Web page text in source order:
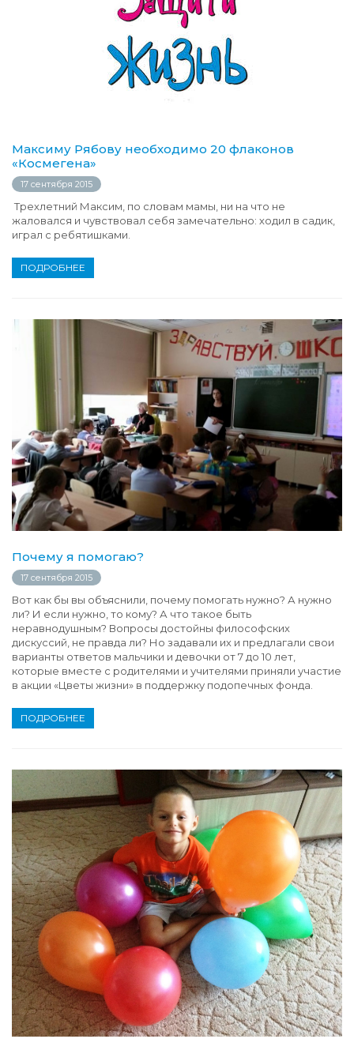
Максиму Рябову необходимо 20 флаконов
«Космегена»
17 сентября 2015
Трехлетний Максим, по словам мамы, ни на что не
жаловался и чувствовал себя замечательно: ходил в садик,
играл с ребятишками.
ПОДРОБНЕЕ
Почему я помогаю?
17 сентября 2015
Вот как бы вы объяснили, почему помогать нужно? А нужно
ли? И если нужно, то кому? А что такое быть
неравнодушным? Вопросы достойны философских
дискуссий, не правда ли? Но задавали их и предлагали свои
варианты ответов мальчики и девочки от 7 до 10 лет,
которые вместе с родителями и учителями приняли участие
в акции «Цветы жизни» в поддержку подопечных фонда.
ПОДРОБНЕЕ